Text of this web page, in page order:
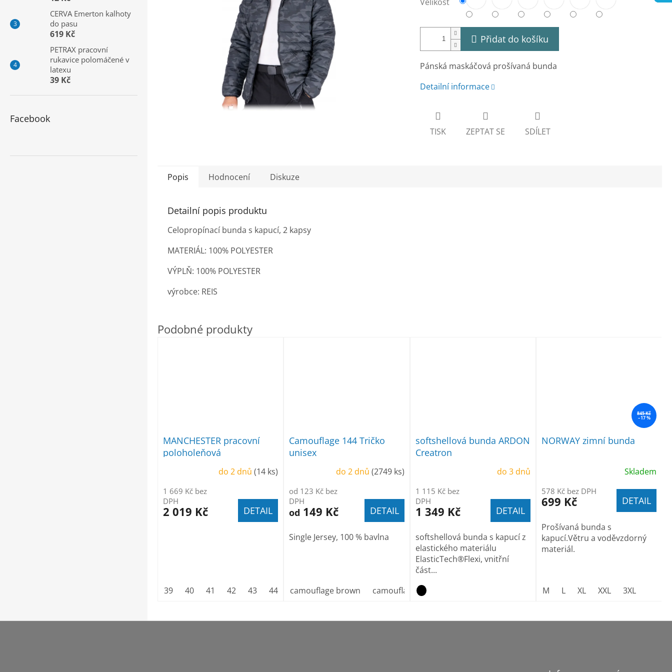
CERVA Emerton kalhoty
do pasu
619 Kč
PETRAX pracovní
rukavice polomáčené v
latexu
39 Kč
Facebook
Přidat do košíku
Pánská maskáčová prošívaná bunda
Detailní informace
TISK ZEPTAT SE SDÍLET
Popis Hodnocení Diskuze
Detailní popis produktu
Celopropínací bunda s kapucí, 2 kapsy
MATERIÁL: 100% POLYESTER
VÝPLŇ: 100% POLYESTER
výrobce: REIS
MANCHESTER pracovní
poloholeňová
do 2 dnů(14 ks)
1 669 Kč bez
DPH
2 019 Kč DETAIL
39 40 41 42 43 44 45 46 47
Camouflage 144 Tričko
unisex
do 2 dnů (2749 ks)
od 123 Kč bez
DPH
od 149 Kč DETAIL
Single Jersey, 100 % bavlna
camouflage brown camouflage gray camouflage petrol
softshellová bunda ARDON
Creatron
do 3 dnů
1 115 Kč bez
DPH
1 349 Kč DETAIL
softshellová bunda s kapucí z
elastického materiálu
ElasticTech®Flexi, vnitřní
část...
845 Kč
–17 %
NORWAY zimní bunda
Skladem
578 Kč bez DPH
699 Kč DETAIL
Prošívaná bunda s
kapucí.Větru a voděvzdorný
materiál.
M L XL XXL 3XL
Z